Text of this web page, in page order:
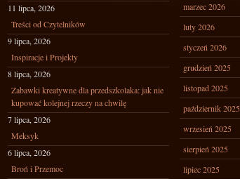
11 lipca, 2026
Treści od Czytelników
9 lipca, 2026
Inspiracje i Projekty
8 lipca, 2026
Zabawki kreatywne dla przedszkolaka: jak nie
kupować kolejnej rzeczy na chwilę
7 lipca, 2026
Meksyk
6 lipca, 2026
Broń i Przemoc
marzec 2026
luty 2026
styczeń 2026
grudzień 2025
listopad 2025
październik 2025
wrzesień 2025
sierpień 2025
lipiec 2025